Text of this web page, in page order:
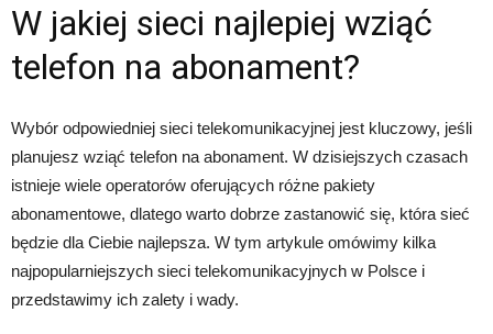
W jakiej sieci najlepiej wziąć
telefon na abonament?
Wybór odpowiedniej sieci telekomunikacyjnej jest kluczowy, jeśli
planujesz wziąć telefon na abonament. W dzisiejszych czasach
istnieje wiele operatorów oferujących różne pakiety
abonamentowe, dlatego warto dobrze zastanowić się, która sieć
będzie dla Ciebie najlepsza. W tym artykule omówimy kilka
najpopularniejszych sieci telekomunikacyjnych w Polsce i
przedstawimy ich zalety i wady.